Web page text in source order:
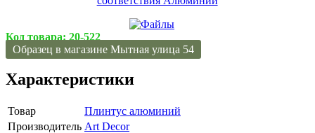
Код товара: 20-522
Образец в магазине Мытная улица 54
Характеристики
Товар
Плинтус алюминий
Производитель Art Decor